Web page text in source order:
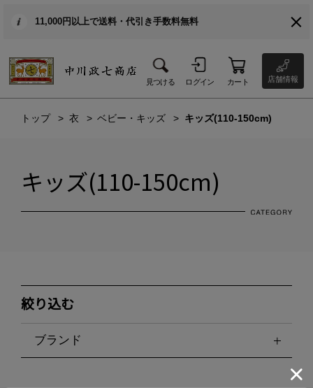
11,000円以上で送料・代引き手数料無料
見つける ログイン カート 店舗情報
トップ 衣 ベビー・キッズ キッズ(110-150cm)
キッズ(110-150cm)
絞り込む
ブランド